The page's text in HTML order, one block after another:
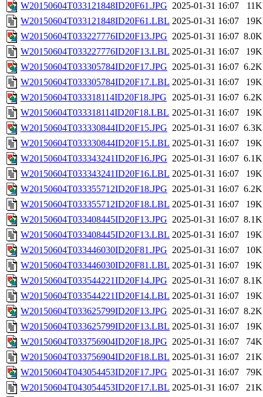
W20150604T033121848ID20F61.JPG 2025-01-31 16:07
11K
W20150604T033121848ID20F61.LBL 2025-01-31 16:07
19K
W20150604T033227776ID20F13.JPG 2025-01-31 16:07 8.0K
W20150604T033227776ID20F13.LBL 2025-01-31 16:07
19K
W20150604T033305784ID20F17.JPG 2025-01-31 16:07 6.2K
W20150604T033305784ID20F17.LBL 2025-01-31 16:07
19K
W20150604T033318114ID20F18.JPG 2025-01-31 16:07 6.2K
W20150604T033318114ID20F18.LBL 2025-01-31 16:07
19K
W20150604T033330844ID20F15.JPG 2025-01-31 16:07 6.3K
W20150604T033330844ID20F15.LBL 2025-01-31 16:07
19K
W20150604T033343241ID20F16.JPG 2025-01-31 16:07 6.1K
W20150604T033343241ID20F16.LBL 2025-01-31 16:07
19K
W20150604T033355712ID20F18.JPG 2025-01-31 16:07 6.2K
W20150604T033355712ID20F18.LBL 2025-01-31 16:07
19K
W20150604T033408445ID20F13.JPG 2025-01-31 16:07 8.1K
W20150604T033408445ID20F13.LBL 2025-01-31 16:07
19K
W20150604T033446030ID20F81.JPG 2025-01-31 16:07
10K
W20150604T033446030ID20F81.LBL 2025-01-31 16:07
19K
W20150604T033544221ID20F14.JPG 2025-01-31 16:07 8.1K
W20150604T033544221ID20F14.LBL 2025-01-31 16:07
19K
W20150604T033625799ID20F13.JPG 2025-01-31 16:07 8.2K
W20150604T033625799ID20F13.LBL 2025-01-31 16:07
19K
W20150604T033756904ID20F18.JPG 2025-01-31 16:07
74K
W20150604T033756904ID20F18.LBL 2025-01-31 16:07
21K
W20150604T043054453ID20F17.JPG 2025-01-31 16:07
79K
W20150604T043054453ID20F17.LBL 2025-01-31 16:07 21K